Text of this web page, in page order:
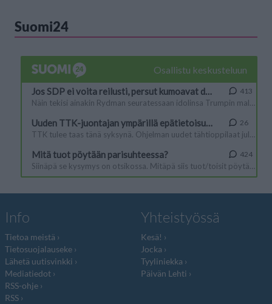
Suomi24
Info
Tietoa meistä
Tietosuojalauseke
Lähetä uutisvinkki
Mediatiedot
RSS-ohje
RSS
Yhteistyössä
Kesä!
Jocka
Tyyliniekka
Päivän Lehti